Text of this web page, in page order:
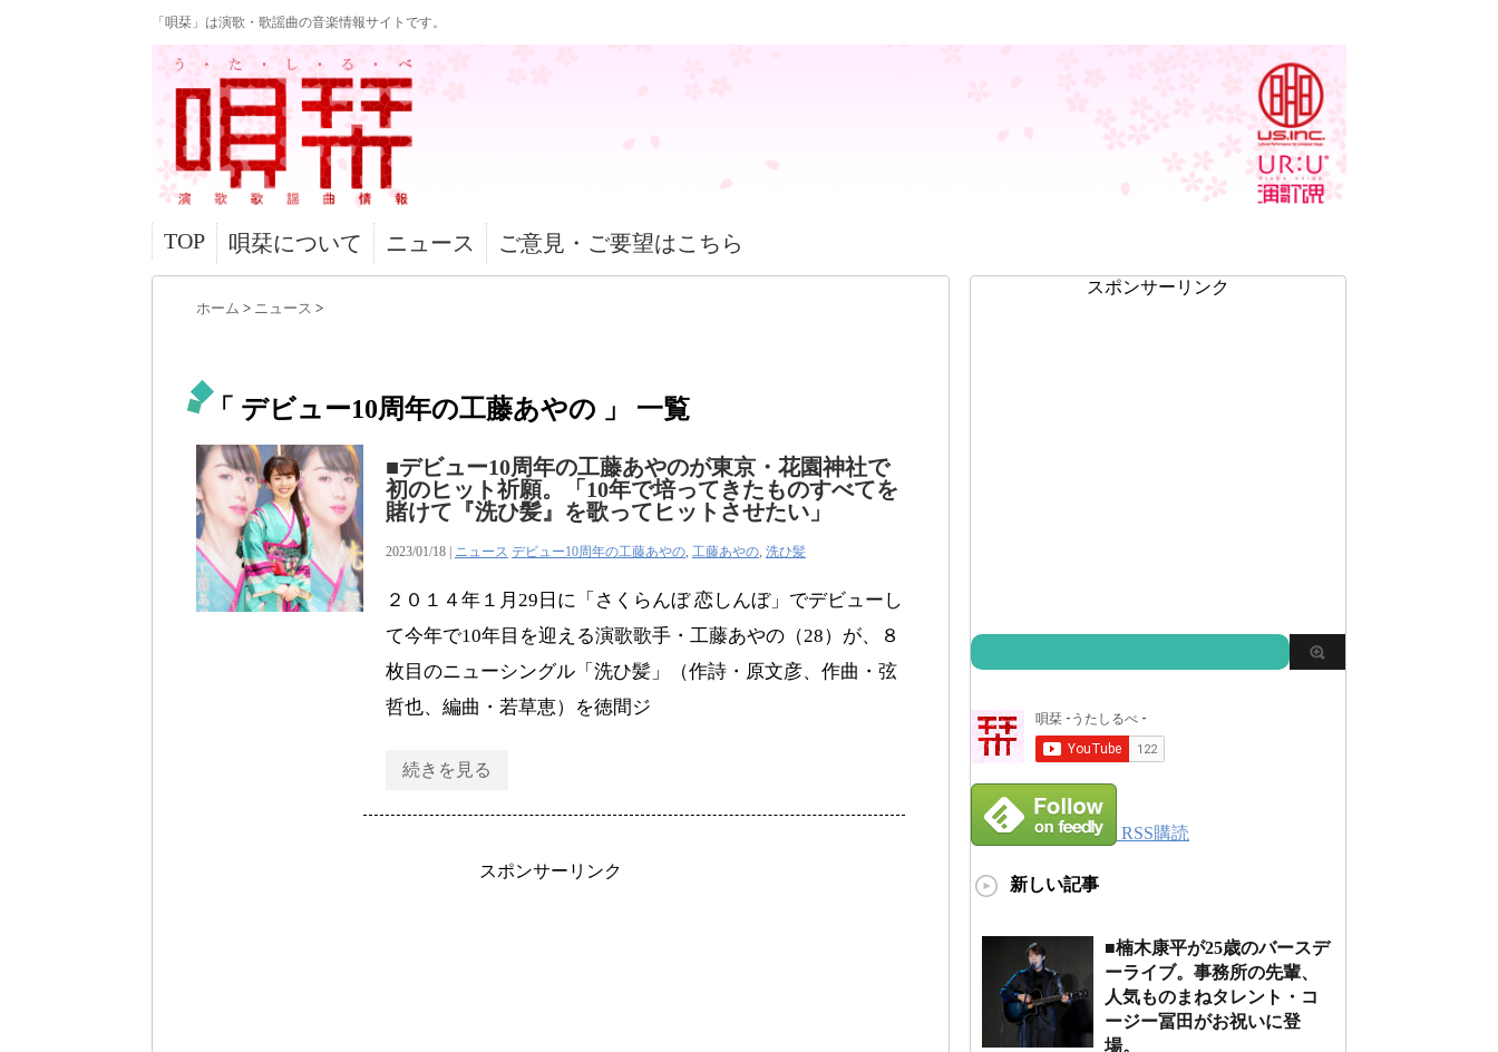
「唄栞」は演歌・歌謡曲の音楽情報サイトです。
TOP 唄栞について ニュース ご意見・ご要望はこちら
ホーム > ニュース >
「 デビュー10周年の工藤あやの 」 一覧
■デビュー10周年の工藤あやのが東京・花園神社で
初のヒット祈願。「10年で培ってきたものすべてを
賭けて『洗ひ髪』を歌ってヒットさせたい」
2023/01/18 | ニュース デビュー10周年の工藤あやの, 工藤あやの, 洗ひ髪
２０１４年１月29日に「さくらんぼ 恋しんぼ」でデビューし
て今年で10年目を迎える演歌歌手・工藤あやの（28）が、８
枚目のニューシングル「洗ひ髪」（作詩・原文彦、作曲・弦
哲也、編曲・若草恵）を徳間ジ
続きを見る
スポンサーリンク
スポンサーリンク
RSS購読
新しい記事
■楠木康平が25歳のバースデ
ーライブ。事務所の先輩、
人気ものまねタレント・コ
ージー冨田がお祝いに登
場。